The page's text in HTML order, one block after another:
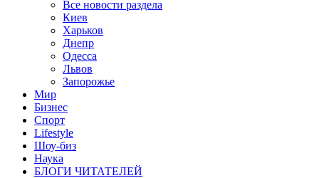
Все новости раздела
Киев
Харьков
Днепр
Одесса
Львов
Запорожье
Мир
Бизнес
Спорт
Lifestyle
Шоу-биз
Наука
БЛОГИ ЧИТАТЕЛЕЙ